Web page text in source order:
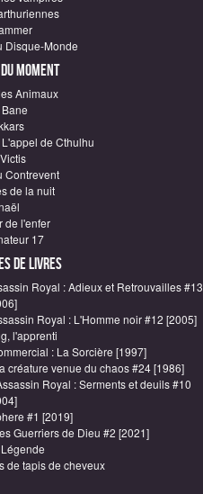
Disque-Monde
moment
Animaux
de Cthulhu
Contrevent
de la nuit
de l'enfer
17
de Livres
Royal : Adieux et Retrouvailles #13
Royal : L'Homme noir #12 [2005]
l'apprenti
: La Sorcière [1997]
créature venue du chaos #24 [1986]
Royal : Serments et deuils #10
#1 [2019]
Guerriers de Dieu #2 [2021]
de tapis de cheveux